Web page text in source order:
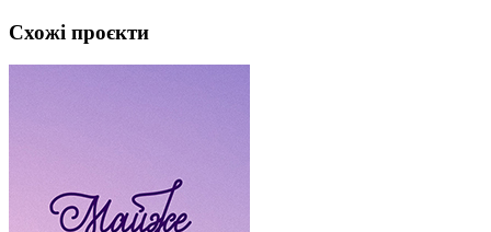
Схожі проєкти